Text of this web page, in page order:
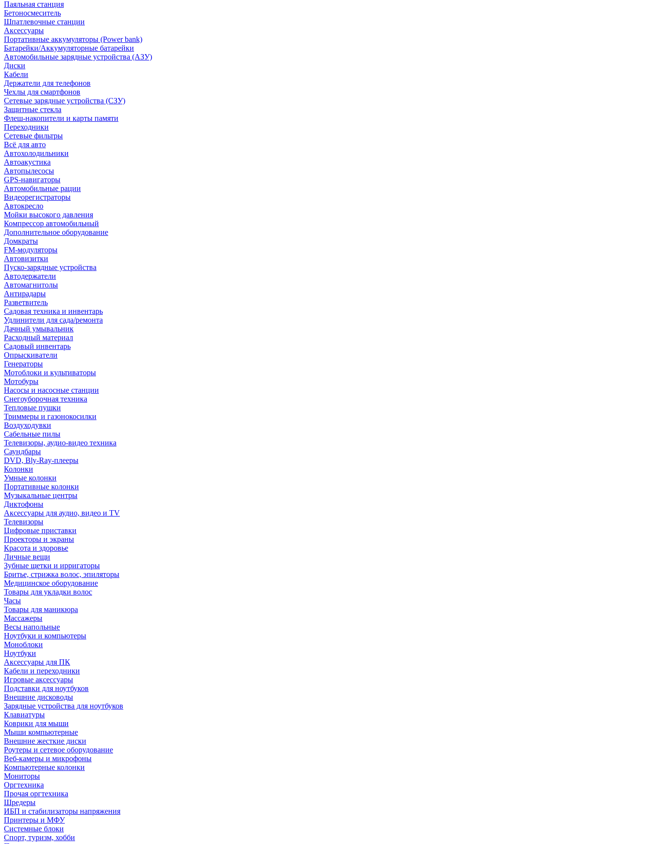
Паяльная станция
Бетоносмеситель
Шпатлевочные станции
Аксессуары
Портативные аккумуляторы (Power bank)
Батарейки/Аккумуляторные батарейки
Автомобильные зарядные устройства (АЗУ)
Диски
Кабели
Держатели для телефонов
Чехлы для смартфонов
Сетевые зарядные устройства (СЗУ)
Защитные стекла
Флеш-накопители и карты памяти
Переходники
Сетевые фильтры
Всё для авто
Автохолодильники
Автоакустика
Автопылесосы
GPS-навигаторы
Автомобильные рации
Видеорегистраторы
Автокресло
Мойки высокого давления
Компрессор автомобильный
Дополнительное оборудование
Домкраты
FM-модуляторы
Автовизитки
Пуско-зарядные устройства
Автодержатели
Автомагнитолы
Антирадары
Разветвитель
Садовая техника и инвентарь
Удлинители для сада/ремонта
Дачный умывальник
Расходный материал
Садовый инвентарь
Опрыскиватели
Генераторы
Мотоблоки и культиваторы
Мотобуры
Насосы и насосные станции
Снегоуборочная техника
Тепловые пушки
Триммеры и газонокосилки
Воздуходувки
Сабельные пилы
Телевизоры, аудио-видео техника
Саундбары
DVD, Bly-Ray-плееры
Колонки
Умные колонки
Портативные колонки
Музыкальные центры
Диктофоны
Аксессуары для аудио, видео и TV
Телевизоры
Цифровые приставки
Проекторы и экраны
Красота и здоровье
Личные вещи
Зубные щетки и ирригаторы
Бритье, стрижка волос, эпиляторы
Медицинское оборудование
Товары для укладки волос
Часы
Товары для маникюра
Массажеры
Весы напольные
Ноутбуки и компьютеры
Моноблоки
Ноутбуки
Аксессуары для ПК
Кабели и переходники
Игровые аксессуары
Подставки для ноутбуков
Внешние дисководы
Зарядные устройства для ноутбуков
Клавиатуры
Коврики для мыши
Мыши компьютерные
Внешние жесткие диски
Роутеры и сетевое оборудование
Веб-камеры и микрофоны
Компьютерные колонки
Мониторы
Оргтехника
Прочая оргтехника
Шредеры
ИБП и стабилизаторы напряжения
Принтеры и МФУ
Системные блоки
Спорт, туризм, хобби